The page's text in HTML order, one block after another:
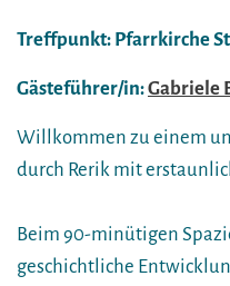
Treffpunkt: Pfarrkirche
Gästeführer/in:Gabriele
Willkommen zu einem
durch Rerik mit
Beim 90-minütigen
geschichtliche